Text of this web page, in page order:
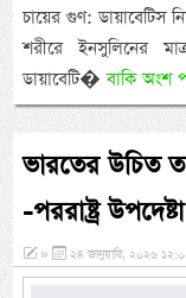
চায়ের গুণ: ডায়াবেটিস
শরীরে ইনসুলিনের
ডায়াবেটি�বাকি অংশ
ভারতের উচিত
-পররাষ্ট্র উপদেষ্টা
» ২৪ জানুয়ারি, ২০২৬